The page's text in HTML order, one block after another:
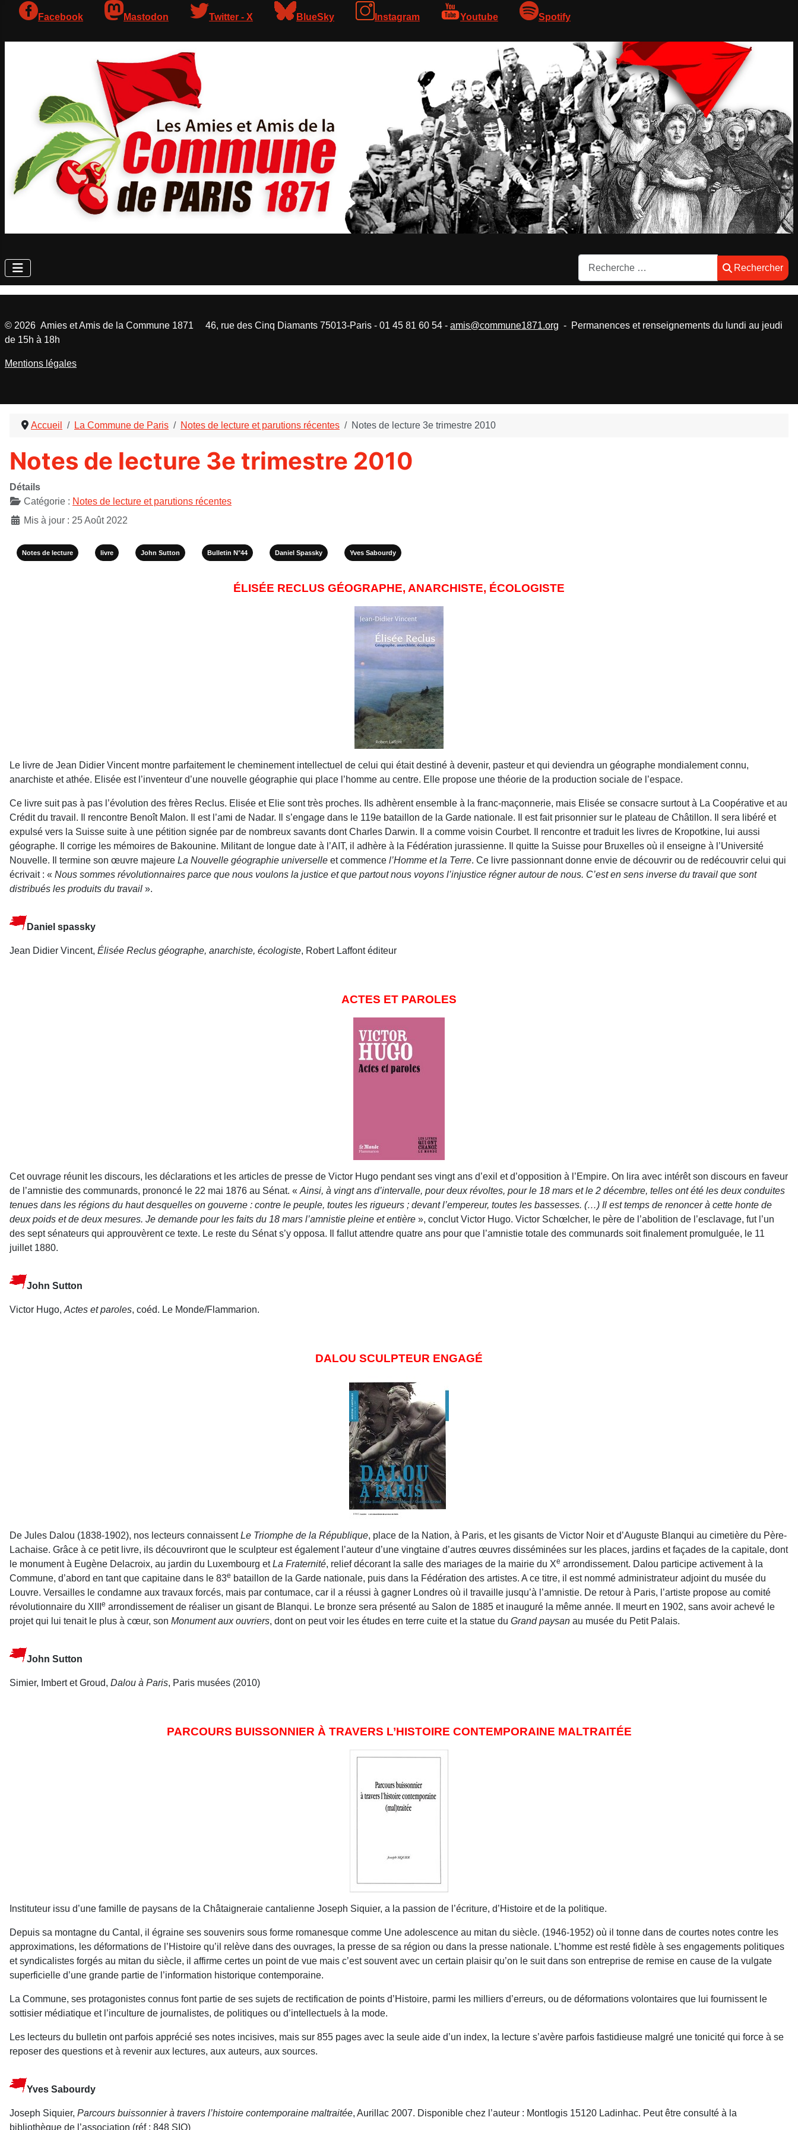
Facebook Mastodon Twitter - X BlueSky Instagram Youtube Spotify
Rechercher
Rechercher
Accueil La Commune de Paris Notes de lecture et parutions récentes Notes de lecture 3e trimestre 2010
Notes de lecture 3e trimestre 2010
Détails
Catégorie : Notes de lecture et parutions récentes
Mis à jour : 25 Août 2022
Notes de lecture livre John Sutton Bulletin N°44 Daniel Spassky Yves Sabourdy
ÉLISÉE RECLUS GÉOGRAPHE, ANARCHISTE, ÉCOLOGISTE
Le livre de Jean Didier Vincent montre parfaitement le cheminement intellectuel de celui qui était destiné à devenir, pasteur et qui deviendra un géographe mondialement connu,
anarchiste et athée. Elisée est l’inventeur d’une nouvelle géographie qui place l’homme au centre. Elle propose une théorie de la production sociale de l’espace.
Ce livre suit pas à pas l’évolution des frères Reclus. Elisée et Elie sont très proches. Ils adhèrent ensemble à la franc-maçonnerie, mais Elisée se consacre surtout à La Coopérative et au
Crédit du travail. Il rencontre Benoît Malon. Il est l’ami de Nadar. Il s’engage dans le 119e bataillon de la Garde nationale. Il est fait prisonnier sur le plateau de Châtillon. Il sera libéré et
expulsé vers la Suisse suite à une pétition signée par de nombreux savants dont Charles Darwin. Il a comme voisin Courbet. Il rencontre et traduit les livres de Kropotkine, lui aussi
géographe. Il corrige les mémoires de Bakounine. Militant de longue date à l’AIT, il adhère à la Fédération jurassienne. Il quitte la Suisse pour Bruxelles où il enseigne à l’Université
Nouvelle. Il termine son œuvre majeure La Nouvelle géographie universelle et commence l’Homme et la Terre. Ce livre passionnant donne envie de découvrir ou de redécouvrir celui qui
écrivait : « Nous sommes révolutionnaires parce que nous voulons la justice et que partout nous voyons l’injustice régner autour de nous. C’est en sens inverse du travail que sont
distribués les produits du travail ».
Daniel spassky
Jean Didier Vincent, Élisée Reclus géographe, anarchiste, écologiste, Robert Laffont éditeur
ACTES ET PAROLES
Cet ouvrage réunit les discours, les déclarations et les articles de presse de Victor Hugo pendant ses vingt ans d’exil et d’opposition à l’Empire. On lira avec intérêt son discours en faveur
de l’amnistie des communards, prononcé le 22 mai 1876 au Sénat. « Ainsi, à vingt ans d’intervalle, pour deux révoltes, pour le 18 mars et le 2 décembre, telles ont été les deux conduites
tenues dans les régions du haut desquelles on gouverne : contre le peuple, toutes les rigueurs ; devant l’empereur, toutes les bassesses. (…) Il est temps de renoncer à cette honte de
deux poids et de deux mesures. Je demande pour les faits du 18 mars l’amnistie pleine et entière », conclut Victor Hugo. Victor Schœlcher, le père de l’abolition de l’esclavage, fut l’un
des sept sénateurs qui approuvèrent ce texte. Le reste du Sénat s’y opposa. Il fallut attendre quatre ans pour que l’amnistie totale des communards soit finalement promulguée, le 11
juillet 1880.
John Sutton
Victor Hugo, Actes et paroles, coéd. Le Monde/Flammarion.
DALOU SCULPTEUR ENGAGÉ
De Jules Dalou (1838-1902), nos lecteurs connaissentLe Triomphe de la République, place de la Nation, à Paris, et les gisants de Victor Noir et d’Auguste Blanqui au cimetière du Père-
Lachaise. Grâce à ce petit livre, ils découvriront que le sculpteur est également l’auteur d’une vingtaine d’autres œuvres disséminées sur les places, jardins et façades de la capitale, dont
le monument à Eugène Delacroix, au jardin du Luxembourg etLa Fraternité, relief décorant la salle des mariages de la mairie du Xe arrondissement. Dalou participe activement à la
Commune, d’abord en tant que capitaine dans le 83e bataillon de la Garde nationale, puis dans la Fédération des artistes. A ce titre, il est nommé administrateur adjoint du musée du
Louvre. Versailles le condamne aux travaux forcés, mais par contumace, car il a réussi à gagner Londres où il travaille jusqu’à l’amnistie. De retour à Paris, l’artiste propose au comité
révolutionnaire du XIII
e arrondissement de réaliser un gisant de Blanqui. Le bronze sera présenté au Salon de 1885 et inauguré la même année. Il meurt en 1902, sans avoir achevé le
projet qui lui tenait le plus à cœur, son Monument aux ouvriers, dont on peut voir les études en terre cuite et la statue du Grand paysan au musée du Petit Palais.
John Sutton
Simier, Imbert et Groud, Dalou à Paris, Paris musées (2010)
PARCOURS BUISSONNIER À TRAVERS L’HISTOIRE CONTEMPORAINE MALTRAITÉE
Instituteur issu d’une famille de paysans de la Châtaigneraie cantalienne Joseph Siquier, a la passion de l’écriture, d’Histoire et de la politique.
Depuis sa montagne du Cantal, il égraine ses souvenirs sous forme romanesque comme Une adolescence au mitan du siècle. (1946-1952) où il tonne dans de courtes notes contre les
approximations, les déformations de l’Histoire qu’il relève dans des ouvrages, la presse de sa région ou dans la presse nationale. L’homme est resté fidèle à ses engagements politiques
et syndicalistes forgés au mitan du siècle, il affirme certes un point de vue mais c’est souvent avec un certain plaisir qu’on le suit dans son entreprise de remise en cause de la vulgate
superficielle d’une grande partie de l’information historique contemporaine.
La Commune, ses protagonistes connus font partie de ses sujets de rectification de points d’Histoire, parmi les milliers d’erreurs, ou de déformations volontaires que lui fournissent le
sottisier médiatique et l’inculture de journalistes, de politiques ou d’intellectuels à la mode.
Les lecteurs du bulletin ont parfois apprécié ses notes incisives, mais sur 855 pages avec la seule aide d’un index, la lecture s’avère parfois fastidieuse malgré une tonicité qui force à se
reposer des questions et à revenir aux lectures, aux auteurs, aux sources.
Yves Sabourdy
Joseph Siquier, Parcours buissonnier à travers l’histoire contemporaine maltraitée, Aurillac 2007. Disponible chez l’auteur : Montlogis 15120 Ladinhac. Peut être consulté à la
bibliothèque de l’association (réf : 848 SIQ)
© 2026 Amies et Amis de la Commune 1871 46, rue des Cinq Diamants 75013-Paris - 01 45 81 60 54 - amis@commune1871.org - Permanences et renseignements du lundi au jeudi
de 15h à 18h
Mentions légales